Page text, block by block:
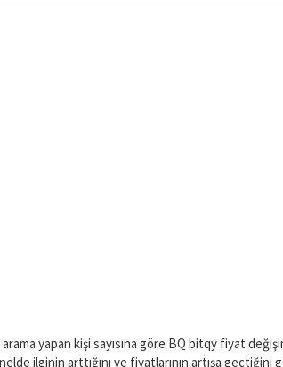
yapan kişi sayısına göre BQ bitqy fiyat
ilginin arttığını ve fiyatlarının artışa geçtiğini